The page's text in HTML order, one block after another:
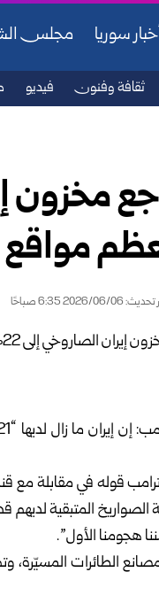
سوريا مجلس
ثقافة وفنون فيديو
مواقع
2026/06/06 6:35 صباحًا
: إن إيران
قوله في مقابلة مع
هجومنا الأول”.
الطائرات المسيّرة،